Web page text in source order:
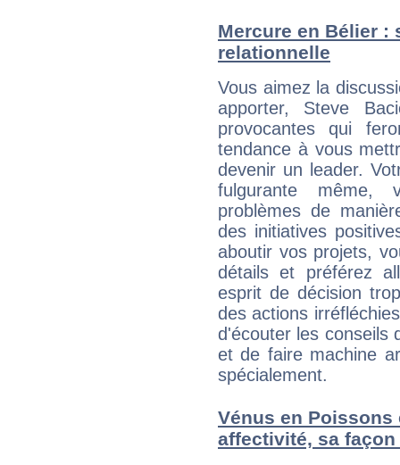
Mercure en Bélier :
relationnelle
Vous aimez la
apporter, Steve
provocantes qui
tendance à vous
devenir un leader.
fulgurante même,
problèmes de
des initiatives
aboutir vos projets,
détails et préférez
esprit de décision
des actions
d'écouter les conseils
et de faire machine
spécialement.
Vénus en
affectivité, sa